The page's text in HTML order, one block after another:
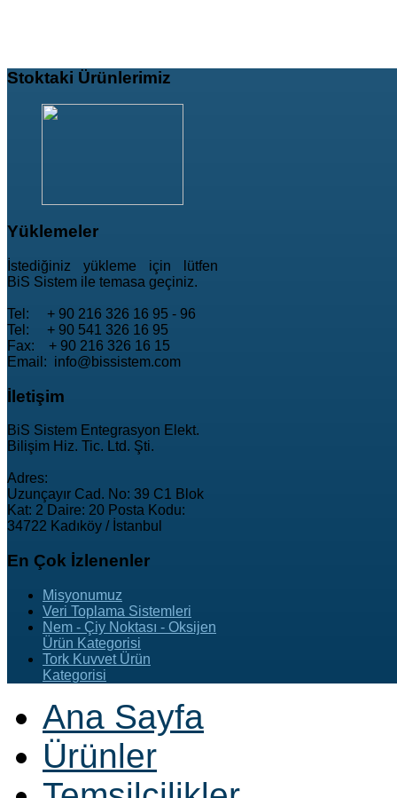
Stoktaki Ürünlerimiz
Yüklemeler
İstediğiniz yükleme için lütfen
BiS Sistem ile temasa geçiniz.
Tel: + 90 216 326 16 95 - 96
Tel: + 90 541 326 16 95
Fax: + 90 216 326 16 15
Email: info@bissistem.com
İletişim
BiS Sistem Entegrasyon Elekt.
Bilişim Hiz. Tic. Ltd. Şti.
Adres:
Uzunçayır Cad. No: 39 C1 Blok
Kat: 2 Daire: 20 Posta Kodu:
34722 Kadıköy / İstanbul
En Çok İzlenenler
Misyonumuz
Veri Toplama Sistemleri
Nem - Çiy Noktası - Oksijen
Ürün Kategorisi
Tork Kuvvet Ürün
Kategorisi
Ana Sayfa
Ürünler